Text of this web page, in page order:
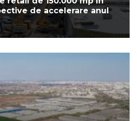
de accelerare anul